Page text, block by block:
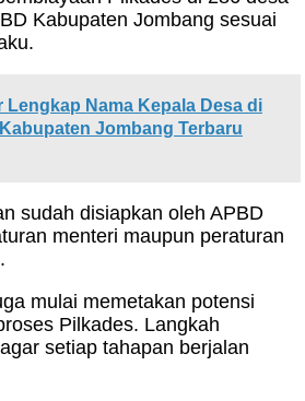
Kabupaten Jombang sesuai
Lengkap Nama Kepala Desa di
Jombang Terbaru
sudah disiapkan oleh APBD
menteri maupun peraturan
mulai memetakan potensi
Pilkades. Langkah
setiap tahapan berjalan